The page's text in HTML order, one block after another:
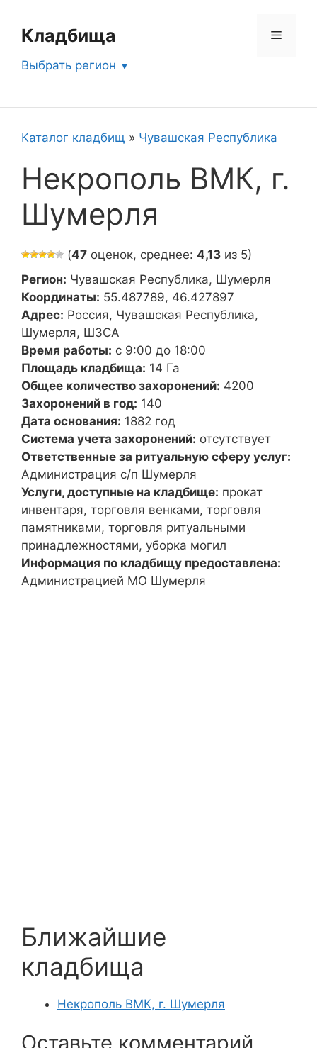
содержимому
Кладбища Меню
Выбрать регион
Каталог кладбищ » Чувашская Республика
Некрополь ВМК, г.
Шумерля
(47 оценок, среднее: 4,13 из 5)
Регион: Чувашская Республика, Шумерля
Координаты: 55.487789, 46.427897
Адрес: Россия, Чувашская Республика,
Шумерля, ШЗСА
Время работы: с 9:00 до 18:00
Площадь кладбища: 14 Га
Общее количество захоронений: 4200
Захоронений в год: 140
Дата основания: 1882 год
Система учета захоронений: отсутствует
Ответственные за ритуальную сферу услуг:
Администрация с/п Шумерля
Услуги, доступные на кладбище: прокат
инвентаря, торговля венками, торговля
памятниками, торговля ритуальными
принадлежностями, уборка могил
Информация по кладбищу предоставлена:
Администрацией МО Шумерля
Ближайшие
кладбища
Некрополь ВМК, г. Шумерля
Оставьте комментарий